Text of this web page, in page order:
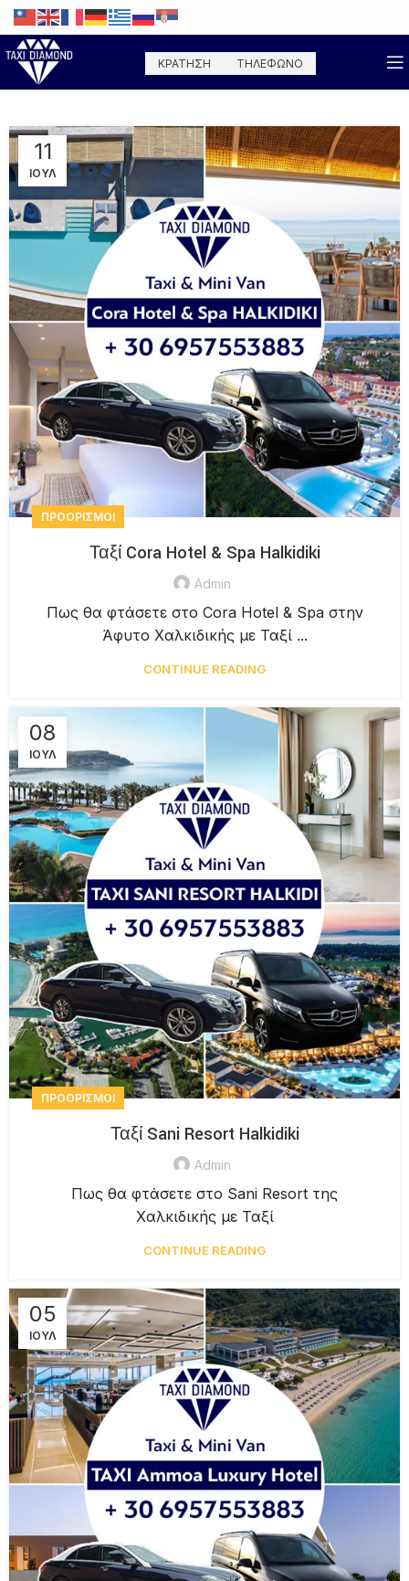
ΚΡΑΤΗΣΗ ΤΗΛΕΦΩΝΟ
11
ΙΟΎΛ
ΠΡΟΟΡΙΣΜΟΊ
Ταξί Cora Hotel & Spa Halkidiki
Admin
Πως θα φτάσετε στο Cora Hotel & Spa στην
Άφυτο Χαλκιδικής με Ταξί ...
CONTINUE READING
08
ΙΟΎΛ
ΠΡΟΟΡΙΣΜΟΊ
Ταξί Sani Resort Halkidiki
Admin
Πως θα φτάσετε στο Sani Resort της
Χαλκιδικής με Ταξί
CONTINUE READING
05
ΙΟΎΛ